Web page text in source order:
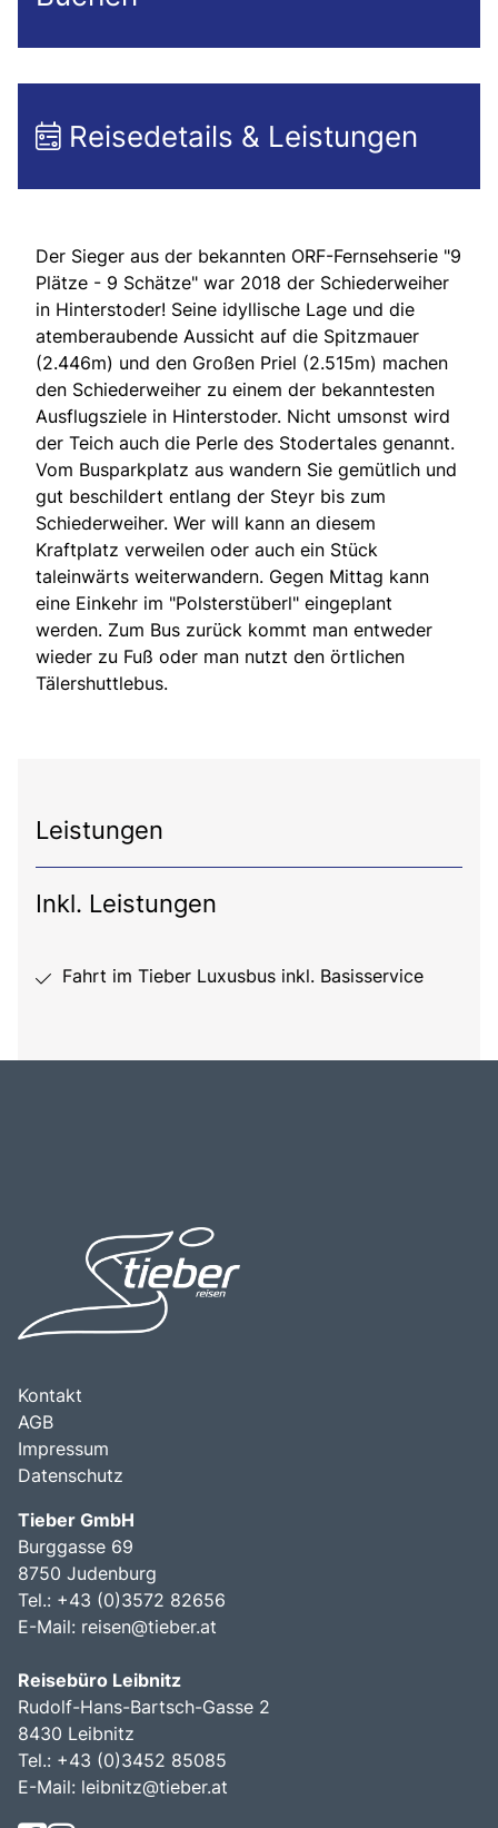
Reisedetails & Leistungen
Der Sieger aus der bekannten ORF-Fernsehserie "9
Plätze - 9 Schätze" war 2018 der Schiederweiher
in Hinterstoder! Seine idyllische Lage und die
atemberaubende Aussicht auf die Spitzmauer
(2.446m) und den Großen Priel (2.515m) machen
den Schiederweiher zu einem der bekanntesten
Ausflugsziele in Hinterstoder. Nicht umsonst wird
der Teich auch die Perle des Stodertales genannt.
Vom Busparkplatz aus wandern Sie gemütlich und
gut beschildert entlang der Steyr bis zum
Schiederweiher. Wer will kann an diesem
Kraftplatz verweilen oder auch ein Stück
taleinwärts weiterwandern. Gegen Mittag kann
eine Einkehr im "Polsterstüberl" eingeplant
werden. Zum Bus zurück kommt man entweder
wieder zu Fuß oder man nutzt den örtlichen
Tälershuttlebus.
Leistungen
Inkl. Leistungen
Fahrt im Tieber Luxusbus inkl. Basisservice
Kontakt
AGB
Impressum
Datenschutz
Tieber GmbH
Burggasse 69
8750 Judenburg
Tel.: +43 (0)3572 82656
E-Mail: reisen@tieber.at
Reisebüro Leibnitz
Rudolf-Hans-Bartsch-Gasse 2
8430 Leibnitz
Tel.: +43 (0)3452 85085
E-Mail: leibnitz@tieber.at